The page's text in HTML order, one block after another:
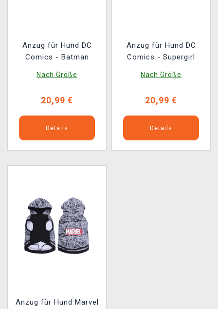
Anzug für Hund DC
Comics - Batman
Nach Größe
20,99 €
Details
Anzug für Hund DC
Comics - Supergirl
Nach Größe
20,99 €
Details
Anzug für Hund Marvel